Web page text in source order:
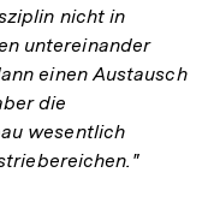
nicht in
untereinander
einen Austausch
die
wesentlich